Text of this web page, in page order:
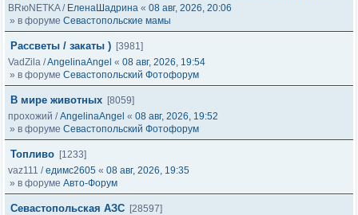
BRюNETKA/ ЕленаШадрина « 08 авг, 2026, 20:06
» в форуме Севастопольские мамы
Рассветы / закаты ) [3981]
VadZila /AngelinaAngel « 08 авг, 2026, 19:54
» в форуме Севастопольский Фотофорум
В мире животных [8059]
прохожий /AngelinaAngel « 08 авг, 2026, 19:52
» в форуме Севастопольский Фотофорум
Топливо [1233]
vaz111 /едимс2605 « 08 авг, 2026, 19:35
» в форуме Авто-Форум
Севастопольская АЗС [28597]